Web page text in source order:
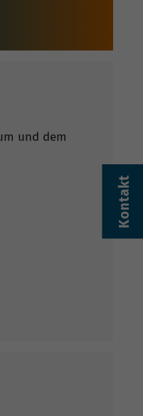
Kontakt
und dem